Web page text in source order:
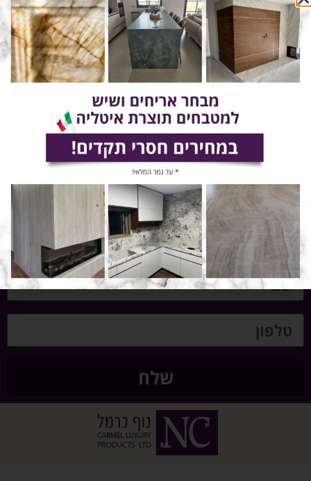
לקביעת פגישה
השאירו פרטים ונחזור אליכם בהקדם!
שלח